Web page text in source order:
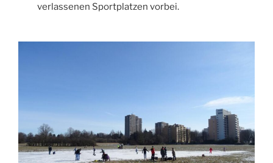
verlassenen Sportplatzen vorbei.